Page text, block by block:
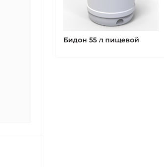
Бидон 55 л пищевой